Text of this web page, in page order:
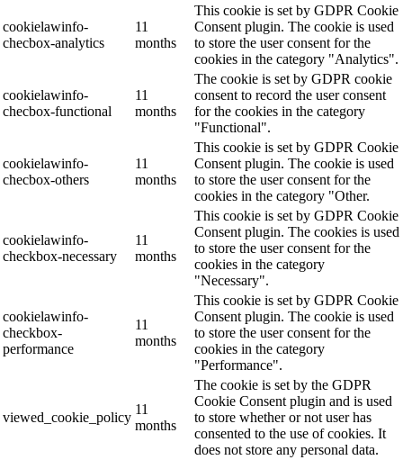
cookielawinfo-
checbox-analytics
11
months
This cookie is set by GDPR Cookie
Consent plugin. The cookie is used
to store the user consent for the
cookies in the category "Analytics".
cookielawinfo-
checbox-functional
11
months
The cookie is set by GDPR cookie
consent to record the user consent
for the cookies in the category
"Functional".
cookielawinfo-
checbox-others
11
months
This cookie is set by GDPR Cookie
Consent plugin. The cookie is used
to store the user consent for the
cookies in the category "Other.
cookielawinfo-
checkbox-necessary
11
months
This cookie is set by GDPR Cookie
Consent plugin. The cookies is used
to store the user consent for the
cookies in the category
"Necessary".
cookielawinfo-
checkbox-
performance
11
months
This cookie is set by GDPR Cookie
Consent plugin. The cookie is used
to store the user consent for the
cookies in the category
"Performance".
viewed_cookie_policy
11
months
The cookie is set by the GDPR
Cookie Consent plugin and is used
to store whether or not user has
consented to the use of cookies. It
does not store any personal data.